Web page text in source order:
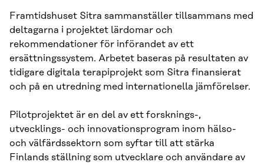
Framtidshuset Sitra sammanställer tillsammans med
deltagarna i projektet lärdomar och
rekommendationer för införandet av ett
ersättningssystem. Arbetet baseras på resultaten av
tidigare digitala terapiprojekt som Sitra finansierat
och på en utredning med internationella jämförelser.
Pilotprojektet är en del av ett forsknings-,
utvecklings- och innovationsprogram inom hälso-
och välfärdssektorn som syftar till att stärka
Finlands ställning som utvecklare och användare av